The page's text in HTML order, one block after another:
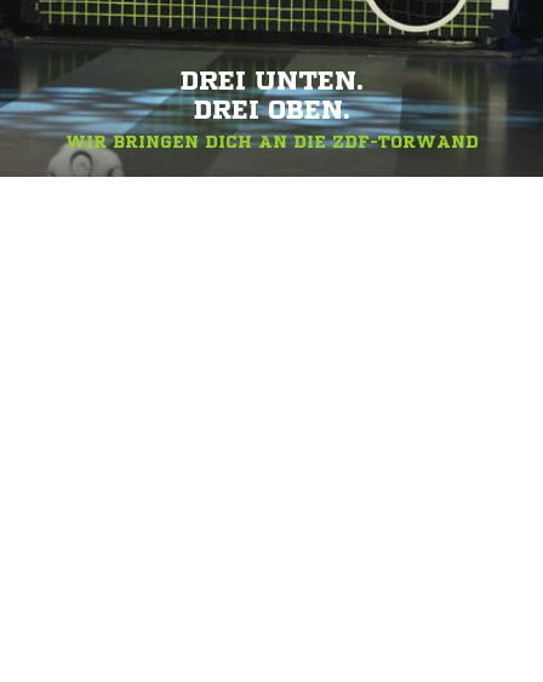
DREI UNTEN.
DREI OBEN.
WIR BRINGEN DICH AN DIE ZDF-TORWAND